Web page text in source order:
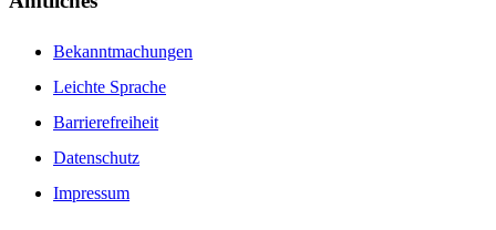
Bekanntmachungen
Leichte Sprache
Barrierefreiheit
Datenschutz
Impressum